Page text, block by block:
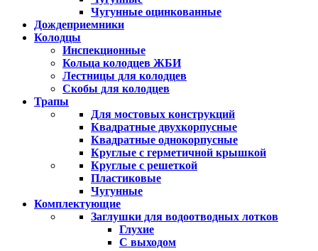
Чугунные оцинкованные
Дождеприемники
Колодцы
Инспекционные
Кольца колодцев ЖБИ
Лестницы для колодцев
Скобы для колодцев
Трапы
Для мостовых конструкций
Квадратные двухкорпусные
Квадратные однокорпусные
Круглые с герметичной крышкой
Круглые с решеткой
Пластиковые
Чугунные
Комплектующие
Заглушки для водоотводных лотков
Глухие
С выходом